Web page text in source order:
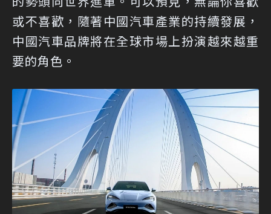
或不喜歡，隨著中國汽車產業的持續發展，
中國汽車品牌將在全球市場上扮演越來越重
要的角色。